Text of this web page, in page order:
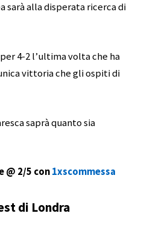
sarà alla disperata ricerca di
4-2 l’ultima volta che ha
vittoria che gli ospiti di
saprà quanto sia
@ 2/5 con 1xscommessa
di Londra